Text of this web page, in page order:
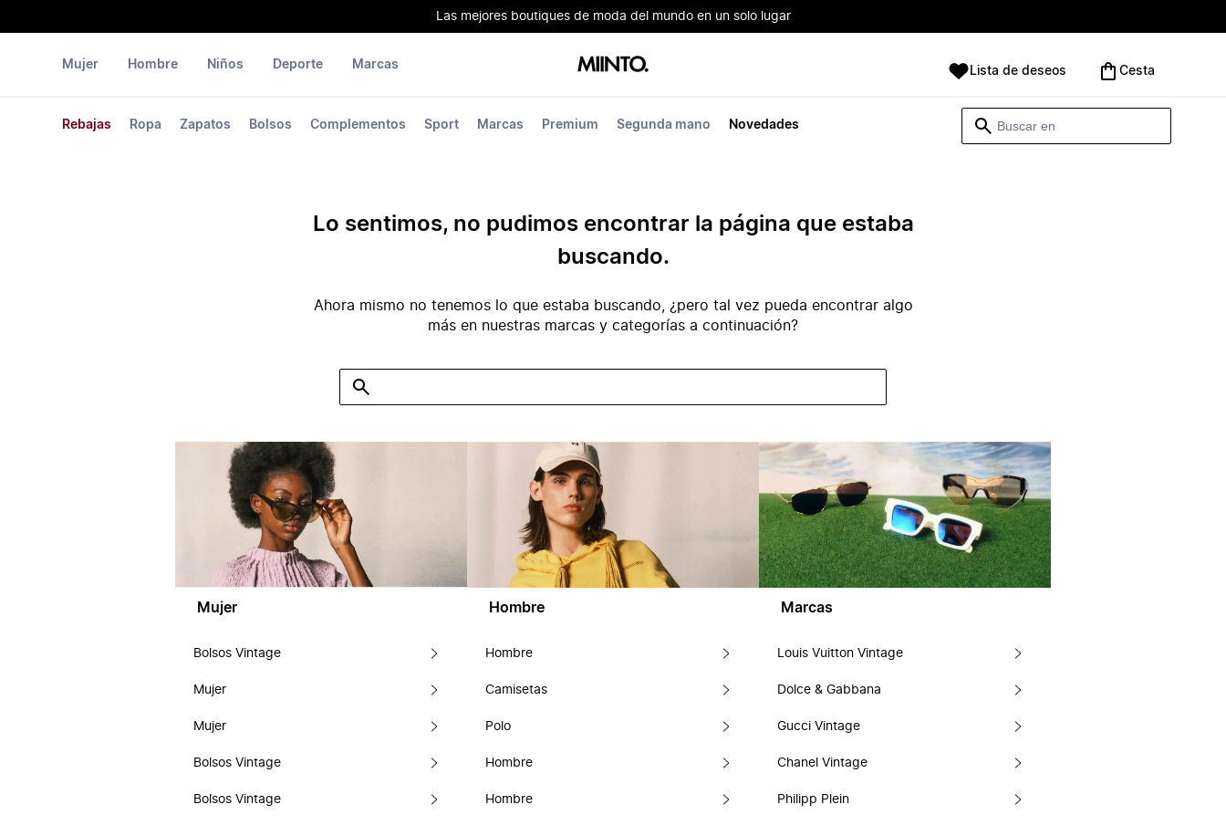
Las mejores boutiques de moda del mundo en un solo lugar
Mujer
Rebajas Ropa Zapatos Bolsos Complementos Sport Marcas Premium Segunda mano Novedades
Hombre Niños Deporte Marcas Lista de deseos Cesta
Lo sentimos, no pudimos encontrar la página que estaba
buscando.
Ahora mismo no tenemos lo que estaba buscando, ¿pero tal vez pueda encontrar algo
más en nuestras marcas y categorías a continuación?
Mujer
Bolsos Vintage
Mujer
Mujer
Bolsos Vintage
Bolsos Vintage
Hombre
Hombre
Camisetas
Polo
Hombre
Hombre
Marcas
Louis Vuitton Vintage
Dolce & Gabbana
Gucci Vintage
Chanel Vintage
Philipp Plein